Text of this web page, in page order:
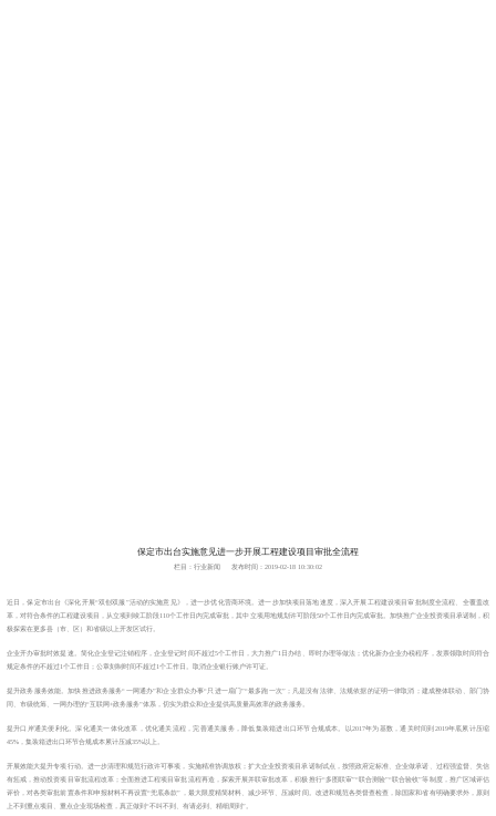
保定市出台实施意见进一步开展工程建设项目审批全流程
栏目：行业新闻 发布时间：2019-02-18 10:30:02
近日，保定市出台《深化开展“双创双服”活动的实施意见》，进一步优化营商环境。进一步加快项目落地速度，深入开展工程建设项目审批制度全流程、全覆盖改
革，对符合条件的工程建设项目，从立项到竣工阶段110个工作日内完成审批，其中立项用地规划许可阶段50个工作日内完成审批。加快推广企业投资项目承诺制，积
极探索在更多县（市、区）和省级以上开发区试行。
企业开办审批时效提速。简化企业登记注销程序，企业登记时间不超过5个工作日，大力推广1日办结、即时办理等做法；优化新办企业办税程序，发票领取时间符合
规定条件的不超过1个工作日；公章刻制时间不超过1个工作日。取消企业银行账户许可证。
提升政务服务效能。加快推进政务服务“一网通办”和企业群众办事“只进一扇门”“最多跑一次”；凡是没有法律、法规依据的证明一律取消；建成整体联动、部门协
同、市级统筹、一网办理的“互联网+政务服务”体系，切实为群众和企业提供高质量高效率的政务服务。
提升口岸通关便利化。深化通关一体化改革，优化通关流程，完善通关服务，降低集装箱进出口环节合规成本。以2017年为基数，通关时间到2019年底累计压缩
45%，集装箱进出口环节合规成本累计压减35%以上。
开展效能大提升专项行动。进一步清理和规范行政许可事项，实施精准协调放权；扩大企业投资项目承诺制试点，按照政府定标准、企业做承诺、过程强监督、失信
有惩戒，推动投资项目审批流程改革；全面推进工程项目审批流程再造，探索开展并联审批改革，积极推行“多图联审”“联合测验”“联合验收”等制度，推广区域评估
评价，对各类审批前置条件和申报材料不再设置“兜底条款”，最大限度精简材料、减少环节、压减时间。改进和规范各类督查检查，除国家和省有明确要求外，原则
上不到重点项目、重点企业现场检查，真正做到“不叫不到、有请必到、精细周到”。